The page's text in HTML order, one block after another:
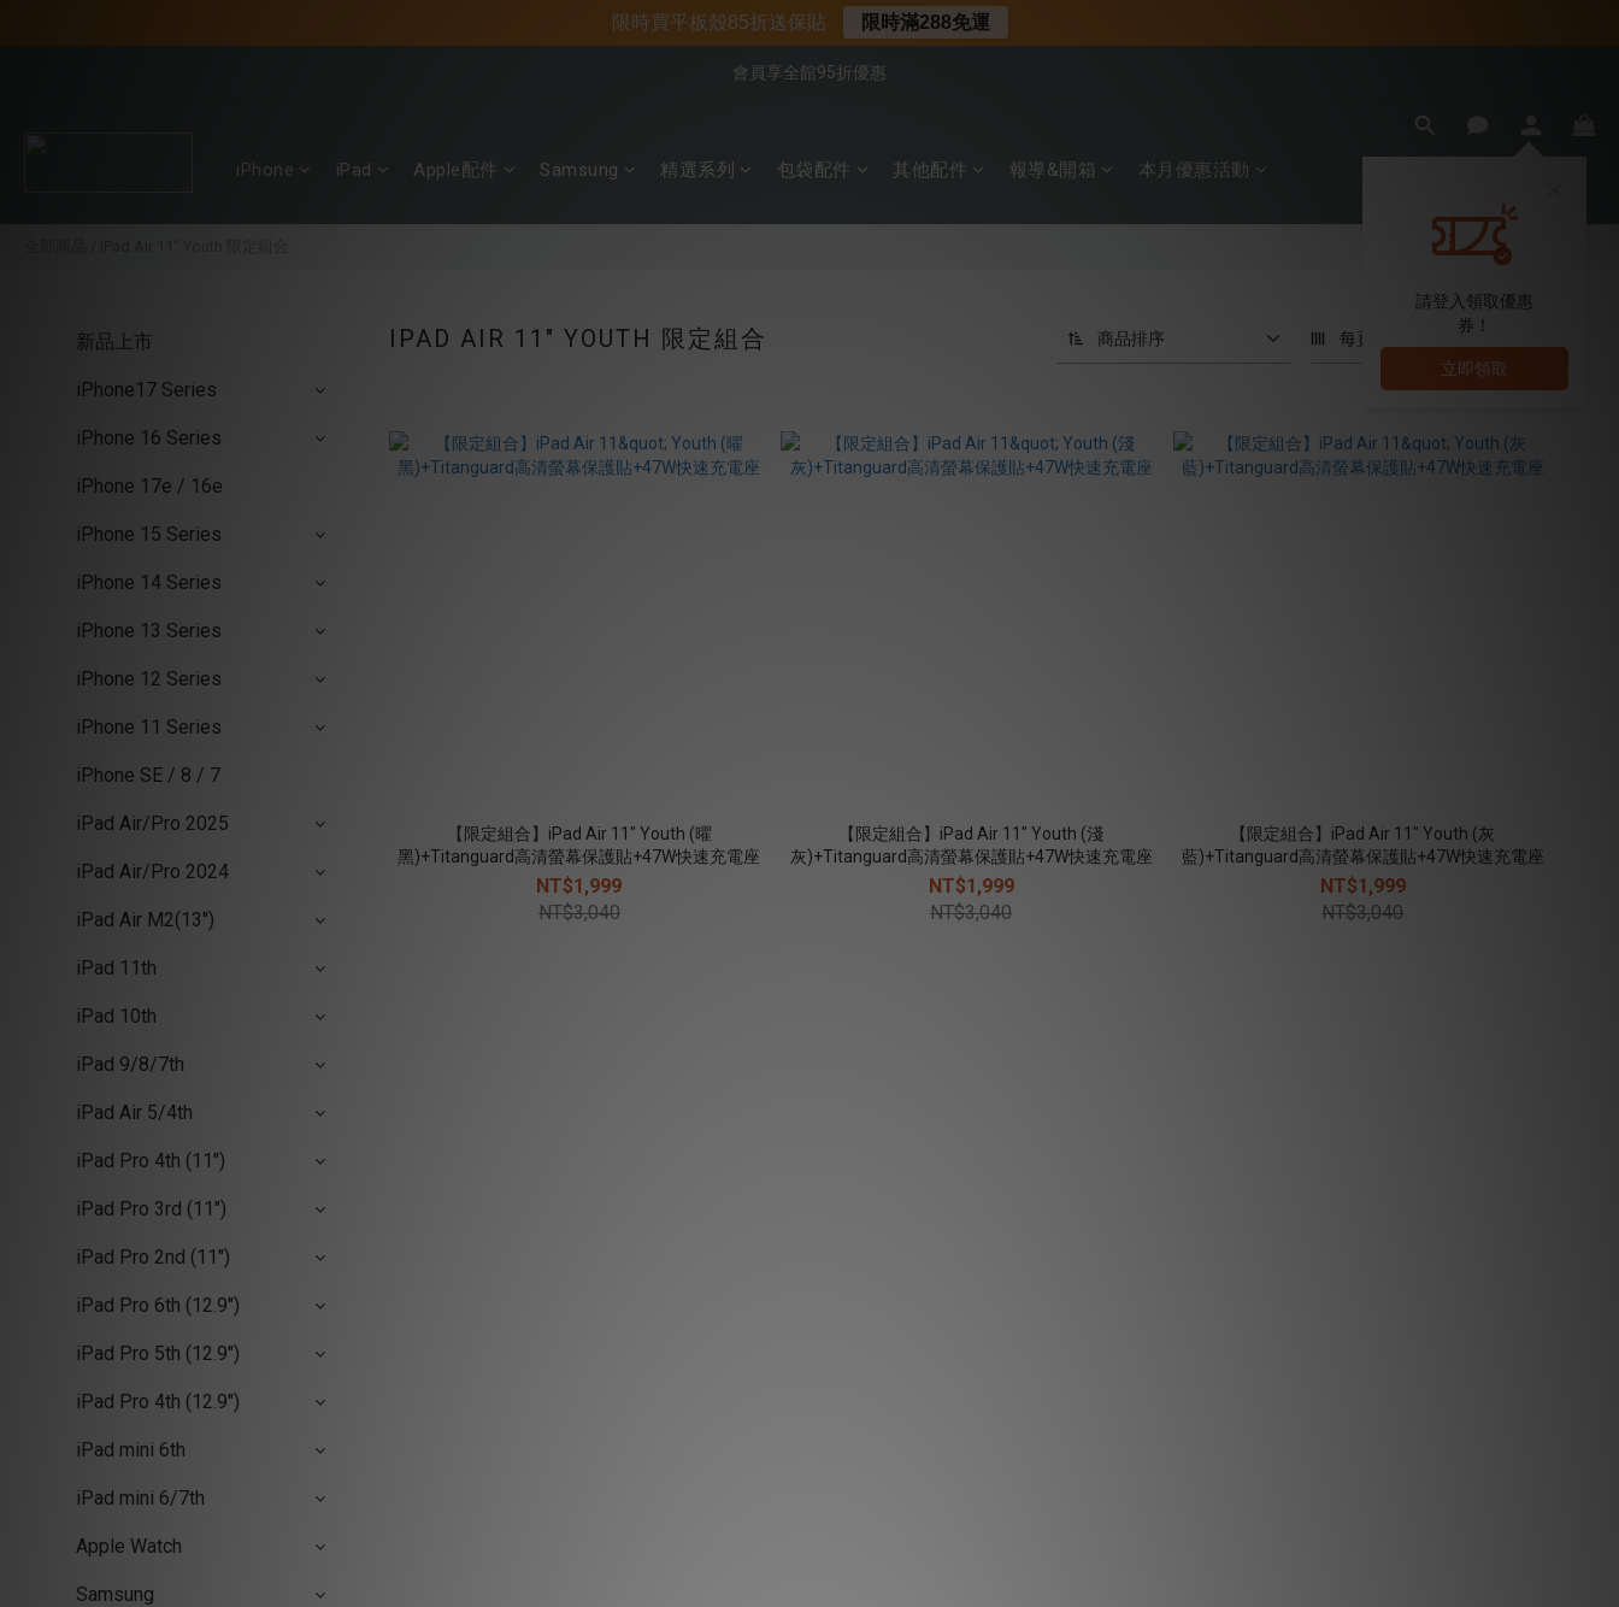
📍新客首購現折$50｜加入會員立即領取
📌年中下殺 手機殼3折起
會員享全館95折優惠
請登入領取優惠
券！
立即領取
iPhone iPad Apple配件 Samsung 精選系列 包袋配件 其他配件 報導&開箱 本月優惠活動
新品上市
iPhone17 Series
iPhone 16 Series
iPhone 17e / 16e
iPhone 15 Series
iPhone 14 Series
iPhone 13 Series
iPhone 12 Series
iPhone 11 Series
iPhone SE / 8 / 7
iPad Air/Pro 2025
iPad Air/Pro 2024
iPad Air M2(13'')
iPad 11th
iPad 10th
iPad 9/8/7th
iPad Air 5/4th
iPad Pro 4th (11")
iPad Pro 3rd (11")
iPad Pro 2nd (11")
iPad Pro 6th (12.9")
iPad Pro 5th (12.9")
iPad Pro 4th (12.9")
iPad mini 6th
iPad mini 6/7th
Apple Watch
Samsung
IPAD AIR 11" YOUTH 限定組合 商品排序 每頁顯示 24 個
【限定組合】iPad Air 11" Youth (曜
黑)+Titanguard高清螢幕保護貼+47W快速充電座
NT$1,999
NT$3,040
【限定組合】iPad Air 11" Youth (淺
灰)+Titanguard高清螢幕保護貼+47W快速充電座
NT$1,999
NT$3,040
【限定組合】iPad Air 11" Youth (灰
藍)+Titanguard高清螢幕保護貼+47W快速充電座
NT$1,999
NT$3,040
限時買平板殼85折送保貼 限時滿288免運